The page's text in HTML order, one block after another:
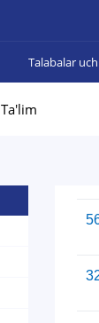
Talabalar
Ta'lim